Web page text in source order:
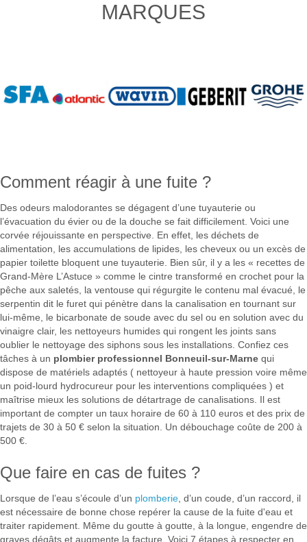
MARQUES
Comment réagir à une fuite ?
Des odeurs malodorantes se dégagent d’une tuyauterie ou
l’évacuation du évier ou de la douche se fait difficilement. Voici une
corvée réjouissante en perspective. En effet, les déchets de
alimentation, les accumulations de lipides, les cheveux ou un excès de
papier toilette bloquent une tuyauterie. Bien sûr, il y a les « recettes de
Grand-Mère L’Astuce » comme le cintre transformé en crochet pour la
pêche aux saletés, la ventouse qui régurgite le contenu mal évacué, le
serpentin dit le furet qui pénètre dans la canalisation en tournant sur
lui-même, le bicarbonate de soude avec du sel ou en solution avec du
vinaigre clair, les nettoyeurs humides qui rongent les joints sans
oublier le nettoyage des siphons sous les installations. Confiez ces
tâches à un plombier professionnel Bonneuil-sur-Marne qui
dispose de matériels adaptés ( nettoyeur à haute pression voire même
un poid-lourd hydrocureur pour les interventions compliquées ) et
maîtrise mieux les solutions de détartrage de canalisations. Il est
important de compter un taux horaire de 60 à 110 euros et des prix de
trajets de 30 à 50 € selon la situation. Un débouchage coûte de 200 à
500 €.
Que faire en cas de fuites ?
Lorsque de l’eau s’écoule d’un plomberie, d’un coude, d’un raccord, il
est nécessaire de bonne chose repérer la cause de la fuite d'eau et
traiter rapidement. Même du goutte à goutte, à la longue, engendre de
graves dégâts et augmente la facture. Voici 7 étapes à respecter en